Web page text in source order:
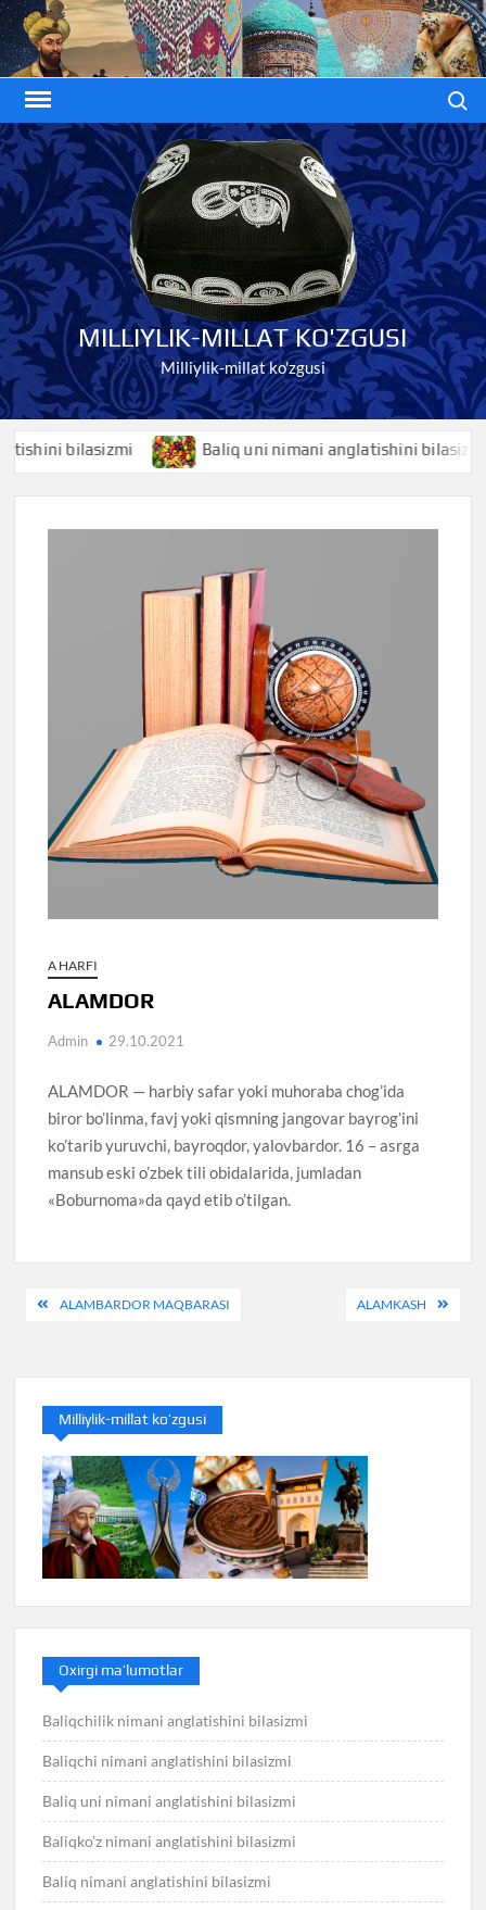
Skip
to
content
MILLIYLIK-MILLAT KO'ZGUSI
Milliylik-millat ko'zgusi
bilasizmi Baliq uni nimani anglatishini bilasizmi
A HARFI
ALAMDOR
Admin 29.10.2021
ALAMDOR — harbiy safar yoki muhoraba chog’ida
biror bo’linma, favj yoki qismning jangovar bayrog’ini
ko’tarib yuruvchi, bayroqdor, yalovbardor. 16 – asrga
mansub eski o’zbek tili obidalarida, jumladan
«Boburnoma»da qayd etib o’tilgan.
PostALAMBARDOR MAQBARASI ALAMKASH
Milliylik-millat ko’zgusi
Oxirgi ma’lumotlar
Baliqchilik nimani anglatishini bilasizmi
Baliqchi nimani anglatishini bilasizmi
Baliq uni nimani anglatishini bilasizmi
Baliqko’z nimani anglatishini bilasizmi
Baliq nimani anglatishini bilasizmi